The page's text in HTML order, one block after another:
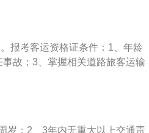
表》或《道路危险货物运输从业
、驾驶证、培训发票，按通知时
员从业资格考试科目分为理论考
均达到80分及以上为合格。道路
试成绩达到90分及以上为合格；
报考客运资格证条件：1、年龄
故；3、掌握相关道路旅客运输
相应的机动车驾驶证1年以上；
岁；2、3年内无重大以上交通责